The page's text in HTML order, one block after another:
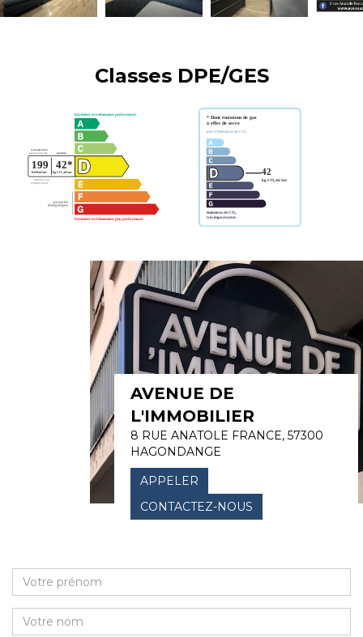
Classes DPE/GES
AVENUE DE
L'IMMOBILIER
8 RUE ANATOLE FRANCE, 57300
HAGONDANGE
APPELER
CONTACTEZ-NOUS